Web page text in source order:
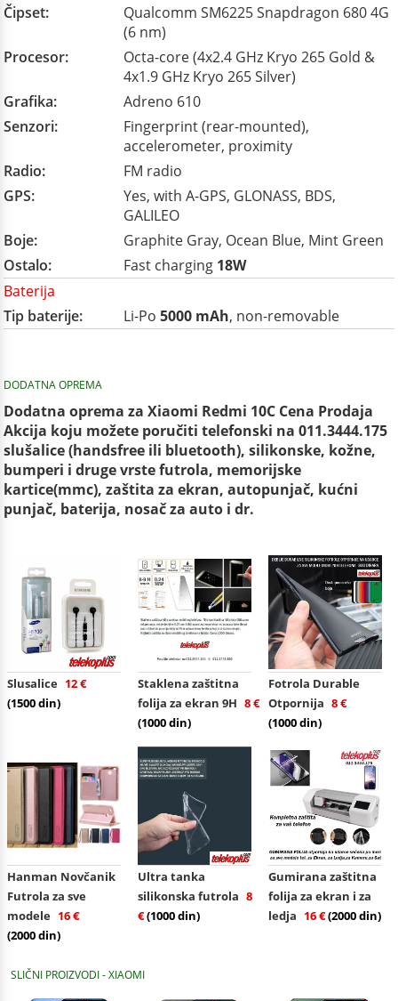
Čipset:
Qualcomm SM6225 Snapdragon 680 4G
(6 nm)
Procesor:
Octa-core (4x2.4 GHz Kryo 265 Gold &
4x1.9 GHz Kryo 265 Silver)
Grafika:
Adreno 610
Senzori:
Fingerprint (rear-mounted),
accelerometer, proximity
Radio:
FM radio
GPS:
Yes, with A-GPS, GLONASS, BDS,
GALILEO
Boje:
Graphite Gray, Ocean Blue, Mint Green
Ostalo:
Fast charging 18W
Baterija
Tip baterije:
Li-Po 5000 mAh, non-removable
DODATNA OPREMA
Dodatna oprema za Xiaomi Redmi 10C Cena Prodaja
Akcija koju možete poručiti telefonski na 011.3444.175
slušalice (handsfree ili bluetooth), silikonske, kožne,
bumperi i druge vrste futrola, memorijske
kartice(mmc), zaštita za ekran, autopunjač, kućni
punjač, baterija, nosač za auto i dr.
Slusalice 12 €
(1500 din)
Staklena zaštitna
folija za ekran 9H 8 €
(1000 din)
Fotrola Durable
Otpornija 8 €
(1000 din)
Hanman Novčanik
Futrola za sve
modele 16 €
(2000 din)
Ultra tanka
silikonska futrola 8
€(1000 din)
Gumirana zaštitna
folija za ekran i za
ledja 16 €(2000 din)
SLIČNI PROIZVODI - XIAOMI